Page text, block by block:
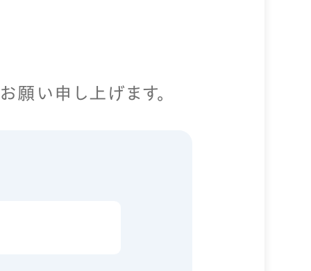
願い申し上げます。